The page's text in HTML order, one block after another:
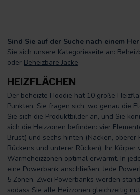
Sind Sie auf der Suche nach einem
Sie sich unsere Kategorieseite an:
oder Beheizbare Jacke
HEIZFLÄCHEN
Der beheizte Hoodie hat 10 große
Punkten. Sie fragen sich, wo genau die
Sie sich die Produktbilder an, und Sie
sich die Heizzonen befinden: vier
Brust) und sechs hinten (Nacken, oberer
Rückens und unterer Rücken). Ihr Körper
Wärmeheizzonen optimal erwärmt. In
eine Powerbank anschließen. Jede
5 Zonen. Zwei Powerbanks werden
sodass Sie alle Heizzonen gleichzeitig